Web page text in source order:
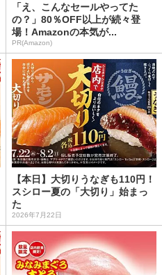
「え、こんなセールやってた
の？」80％OFF以上が続々登
場！Amazonの本気が...
PR(Amazon)
【本日】大切りうなぎも110円！
スシロー夏の「大切り」始まっ
た
2026年7月22日